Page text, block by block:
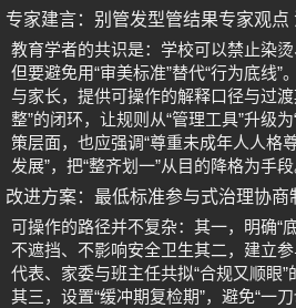
专家建言：别管发型管结果专家观点
教育学者的共识是：学校可以禁止染烫
但要避免用“审美标准”替代“行为底线”
与家长，提供可操作的解释口径与过
整”的闭环，让规则从“管理工具”升级
策层面，也应强调“尊重未成年人人格
发展”，把“整齐划一”从目的降格为手段
改进方案：最低标准参与式治理协商
可操作的路径并不复杂：其一，明确“
不遮挡、不影响安全卫生其二，建立
代表、家委与班主任共拟“合规又顺眼
其三，设置“缓冲期复检期”，避免“一